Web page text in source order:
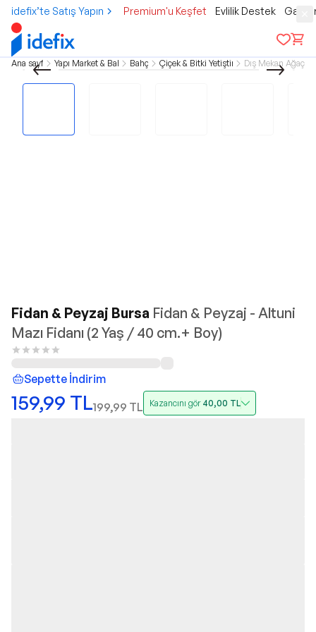
idefix’te Satış Yapın Premium'u Keşfet Evlilik Destek
Ana sayfa Yapı Market & Bahçe Bahçe Çiçek & Bitki YetiştirmeDış Mekan Ağaçları
Fidan & Peyzaj Bursa Fidan & Peyzaj - Altuni
Mazı Fidanı (2 Yaş / 40 cm.+ Boy)
Sepette İndirim
159,99 TL199,99 TL Kazancını gör 40,00 TL